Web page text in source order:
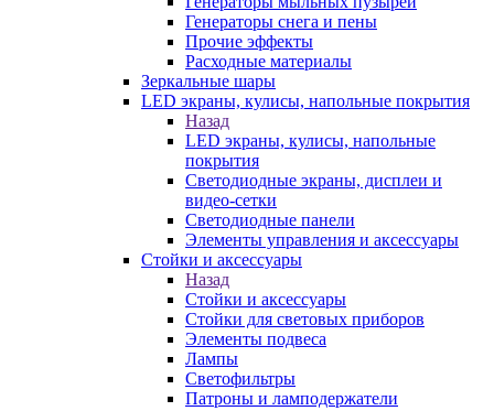
Генераторы снега и пены
Прочие эффекты
Расходные материалы
Зеркальные шары
LED экраны, кулисы, напольные покрытия
Назад
LED экраны, кулисы, напольные
покрытия
Светодиодные экраны, дисплеи и
видео-сетки
Светодиодные панели
Элементы управления и аксессуары
Стойки и аксессуары
Назад
Стойки и аксессуары
Стойки для световых приборов
Элементы подвеса
Лампы
Светофильтры
Патроны и ламподержатели